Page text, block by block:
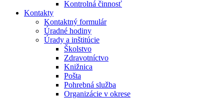
Kontrolná činnosť
Kontakty
Kontaktný formulár
Úradné hodiny
Úrady a inštitúcie
Školstvo
Zdravotníctvo
Knižnica
Pošta
Pohrebná služba
Organizácie v okrese